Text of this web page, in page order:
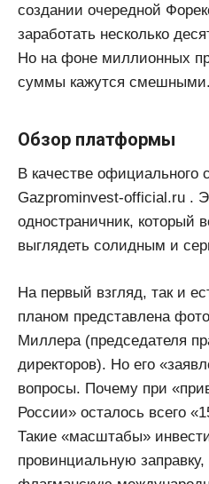
создании очередной
заработать несколько
Но на фоне миллионных
суммы кажутся
Обзор платформы
В качестве официального
Gazprominvest-official.ru .
одностраничник, который
выглядеть солидным и
На первый взгляд, так и
планом представлена
Миллера (председателя
директоров). Но его
вопросы. Почему при
России» осталось всего
Такие «масштабы»
провинциальную заправку,